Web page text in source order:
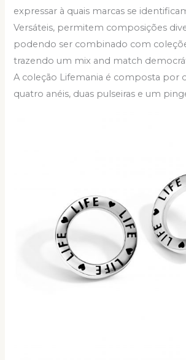
expressar à quais marcas se
Versáteis, permitem composições
podendo ser combinado com
trazendo um mix and match
A coleção Lifemania é composta por
quatro anéis, duas pulseiras e um